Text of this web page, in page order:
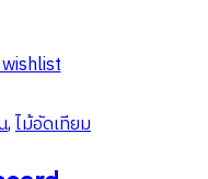
,ไม้อัดเทียม